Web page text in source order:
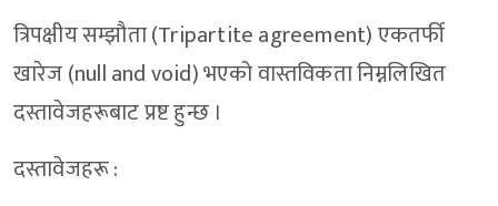
त्रिपक्षीय सम्झौता (Tripartite agreement) एकतर्फी
खारेज (null and void) भएको वास्तविकता निम्नलिखित
दस्तावेजहरूबाट प्रष्ट हुन्छ ।
दस्तावेजहरू :